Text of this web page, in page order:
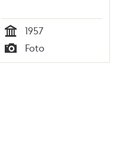
Tid
1957
Typ
Foto